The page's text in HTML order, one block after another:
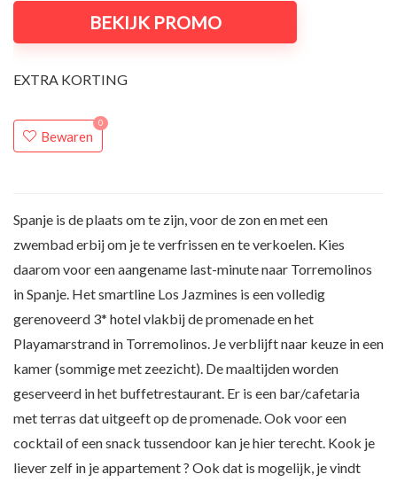
BEKIJK PROMO
EXTRA KORTING
Bewaren
0
Spanje is de plaats om te zijn, voor de zon en met een
zwembad erbij om je te verfrissen en te verkoelen. Kies
daarom voor een aangename last-minute naar Torremolinos
in Spanje. Het smartline Los Jazmines is een volledig
gerenoveerd 3* hotel vlakbij de promenade en het
Playamarstrand in Torremolinos. Je verblijft naar keuze in een
kamer (sommige met zeezicht). De maaltijden worden
geserveerd in het buffetrestaurant. Er is een bar/cafetaria
met terras dat uitgeeft op de promenade. Ook voor een
cocktail of een snack tussendoor kan je hier terecht. Kook je
liever zelf in je appartement ? Ook dat is mogelijk, je vindt